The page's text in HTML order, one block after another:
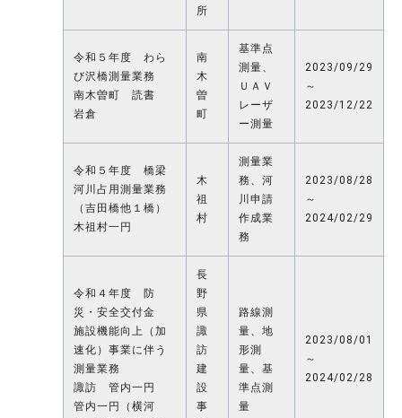
所
令和５年度 わら
び沢橋測量業務
南木曽町 読書
岩倉
南
木
曽
町
基準点
測量、
ＵＡＶ
レーザ
ー測量
2023/09/29
～
2023/12/22
令和５年度 橋梁
河川占用測量業務
（吉田橋他１橋）
木祖村一円
木
祖
村
測量業
務、河
川申請
作成業
務
2023/08/28
～
2024/02/29
令和４年度 防
災・安全交付金
施設機能向上（加
速化）事業に伴う
測量業務
諏訪 管内一円
管内一円（横河
長
野
県
諏
訪
建
設
事
路線測
量、地
形測
量、基
準点測
量
2023/08/01
～
2024/02/28